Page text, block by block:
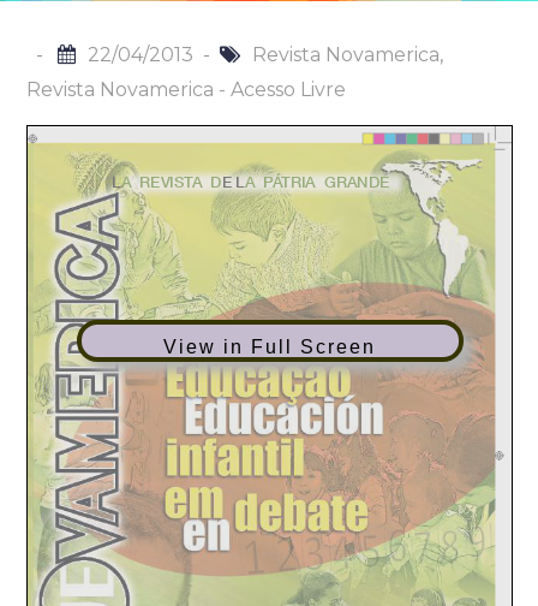
22/04/2013 Revista Novamerica,
Revista Novamerica - Acesso Livre
View in Full Screen